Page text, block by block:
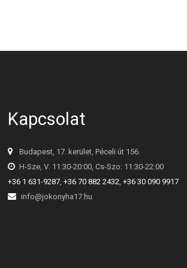
Kapcsolat
Budapest, 17. kerület, Péceli út 156.
H-Sze, V: 11:30-20:00, Cs-Szo: 11:30-22:00
+36 1 631-9287, +36 70 882 2432, +36 30 090 9917
info@jokonyha17.hu